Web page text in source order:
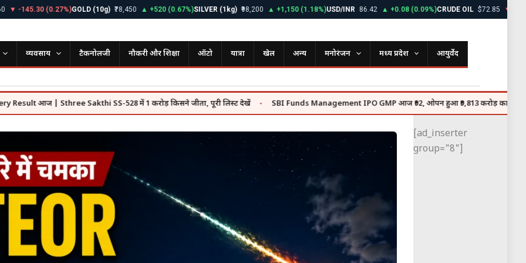
(0.27%)GOLD (10g) ₹78,450 ▲ +520 (0.67%)SILVER (1kg) ₹98,200 ▲ +1,150 (1.18%)USD/INR 86.42 ▲ +0.08 (0.09%)CRUDE OIL $72.85 ▼ -0.45
व्यवसाय टैकनोलजी नौकरी और शिक्षा ऑटो यात्रा खेल अन्य मनोरंजन मध्य प्रदेश आयुर्वेद
| Sthree Sakthi SS-528 में 1 करोड़ किसने जीता, पूरी लिस्ट देखें ● SBI Funds Management IPO GMP आज ₹92, ओपन हुआ ₹9,813 करोड़ का इश्यू ●
[ad_inserter
group="8"]